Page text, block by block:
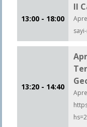
13:00 - 18:00
II
13:20 - 14:40